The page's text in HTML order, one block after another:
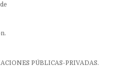
PÚBLICAS-PRIVADAS.